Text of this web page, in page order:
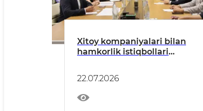
Xitoy kompaniyalari bilan
hamkorlik istiqbollari
22.07.2026